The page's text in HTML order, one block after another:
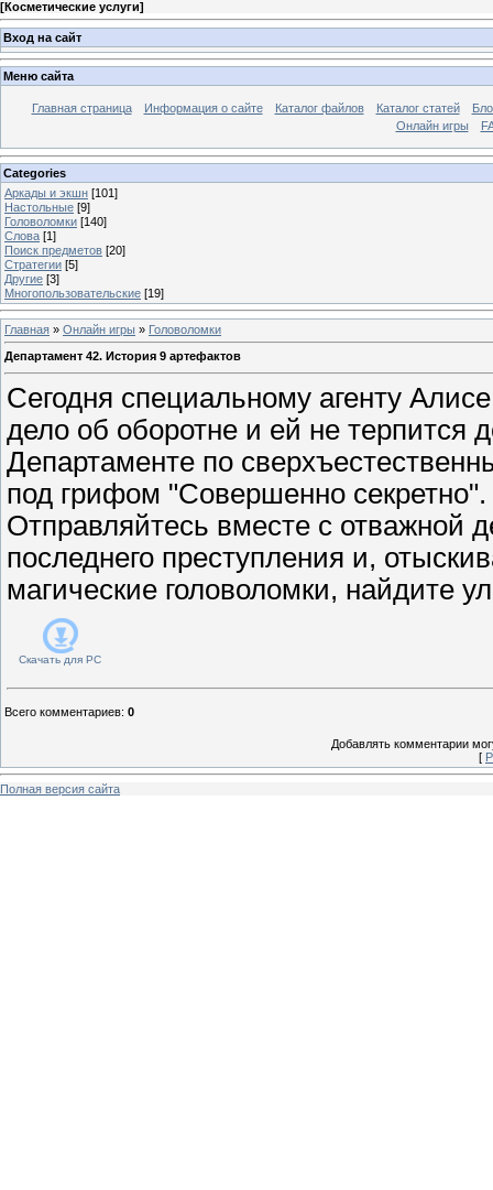
[Косметические услуги]
Вход на сайт
Меню сайта
Главная страница Информация о сайте Каталог файлов Каталог статей
Онлайн игры
Categories
Аркады и экшн [101]
Настольные [9]
Головоломки [140]
Слова [1]
Поиск предметов [20]
Стратегии [5]
Другие [3]
Многопользовательские [19]
Главная » Онлайн игры » Головоломки
Департамент 42. История 9 артефактов
Сегодня специальному агенту
дело об оборотне и ей не терпится
Департаменте по
под грифом "Совершенно секретно".
Отправляйтесь вместе с отважной
последнего преступления и,
магические головоломки, найдите
Скачать для PC
Всего комментариев: 0
Добавлять комментарии
[
Полная версия сайта